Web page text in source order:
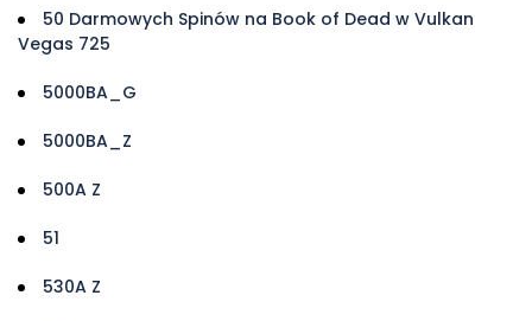
50 Darmowych Spinów na Book of Dead w Vulkan
Vegas 725
5000BA_G
5000BA_Z
500A Z
51
530A Z